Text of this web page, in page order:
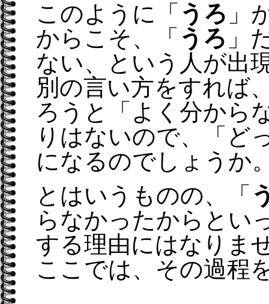
このように「 うろ 」
からこそ、「 うろ 」
ない、という人が出
別の言い方をすれば
ろうと「よく分から
りはないので、「ど
になるのでしょうか
とはいうものの、「
らなかったからとい
する理由にはなりま
ここでは、その過程